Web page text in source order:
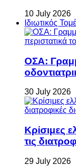
10 July 2026
Ιδιωτικός
ΟΣΑ:
30 July 2026
Κρίσιμες
τις
29 July 2026